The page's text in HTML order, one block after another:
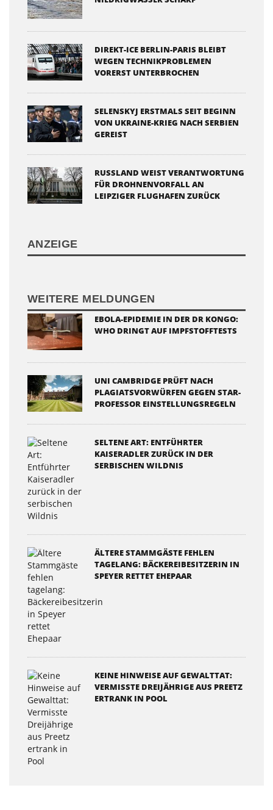
DIREKT-ICE BERLIN-PARIS BLEIBT
WEGEN TECHNIKPROBLEMEN
VORERST UNTERBROCHEN
SELENSKYJ ERSTMALS SEIT BEGINN
VON UKRAINE-KRIEG NACH SERBIEN
GEREIST
RUSSLAND WEIST VERANTWORTUNG
FÜR DROHNENVORFALL AN
LEIPZIGER FLUGHAFEN ZURÜCK
ANZEIGE
WEITERE MELDUNGEN
EBOLA-EPIDEMIE IN DER DR KONGO:
WHO DRINGT AUF IMPFSTOFFTESTS
UNI CAMBRIDGE PRÜFT NACH
PLAGIATSVORWÜRFEN GEGEN STAR-
PROFESSOR EINSTELLUNGSREGELN
SELTENE ART: ENTFÜHRTER
KAISERADLER ZURÜCK IN DER
SERBISCHEN WILDNIS
ÄLTERE STAMMGÄSTE FEHLEN
TAGELANG: BÄCKEREIBESITZERIN IN
SPEYER RETTET EHEPAAR
KEINE HINWEISE AUF GEWALTTAT:
VERMISSTE DREIJÄHRIGE AUS PREETZ
ERTRANK IN POOL